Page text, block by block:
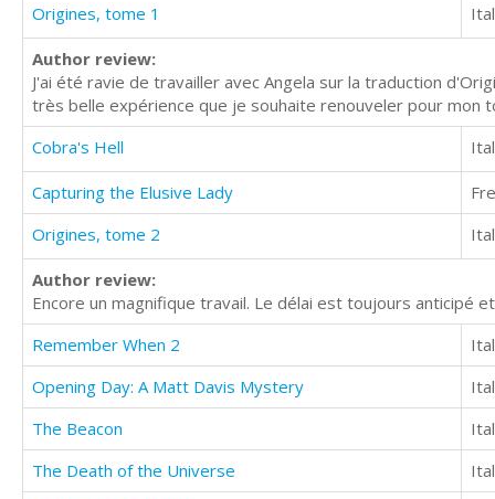
Origines, tome 1
Author review:
J'ai été ravie de travailler avec Angela sur la traduction
très belle expérience que je souhaite renouveler pour mon
Cobra's Hell
Capturing the Elusive Lady
Origines, tome 2
Author review:
Encore un magnifique travail. Le délai est toujours anticipé
Remember When 2
Opening Day: A Matt Davis Mystery
The Beacon
The Death of the Universe